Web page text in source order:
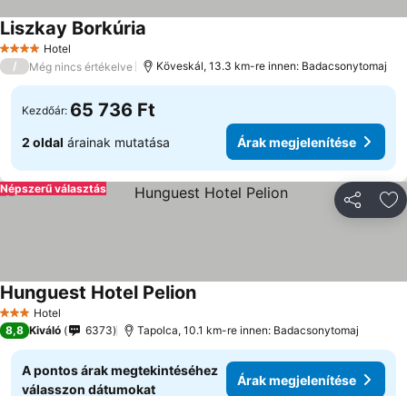
4 KategóriaHotel
Liszkay Borkúria
/ Még nincs értékelve Köveskál, 13.3 km-re innen: Badacsonytomaj
Kezdőár: 65 736 Ft
2 oldal árainak mutatása Árak megjelenítése
Népszerű választás
3 Kategória
Hotel
Hunguest Hotel Pelion
8,8 Kiváló 6373 Tapolca, 10.1 km-re innen: Badacsonytomaj
A pontos árak megtekintéséhez
válasszon dátumokat
Árak megjelenítése